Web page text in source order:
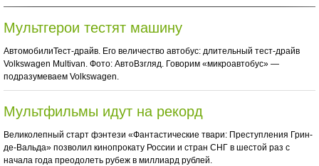
Мультгерои тестят машину
АвтомобилиТест-драйв. Его величество автобус: длительный тест-драйв
Volkswagen Multivan. Фото: АвтоВзгляд. Говорим «микроавтобус» —
подразумеваем Volkswagen.
Мультфильмы идут на рекорд
Великолепный старт фэнтези «Фантастические твари: Преступления Грин-
де-Вальда» позволил кинопрокату России и стран СНГ в шестой раз с
начала года преодолеть рубеж в миллиард рублей.